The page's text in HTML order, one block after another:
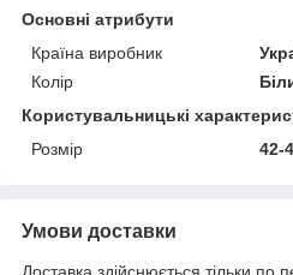
Основні атрибути
Країна виробник
Колір
Користувальницькі
Розмір
42-
Умови доставки
Доставка здійснюється тільки по